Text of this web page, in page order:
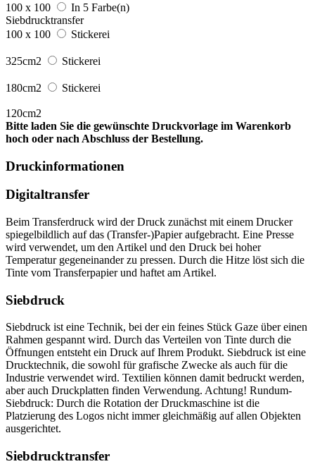
100 x 100
In 5 Farbe(n)
Siebdrucktransfer
100 x 100
Stickerei
325cm2 Stickerei
180cm2 Stickerei
120cm2
Bitte laden Sie die gewünschte Druckvorlage im Warenkorb
hoch oder nach Abschluss der Bestellung.
Druckinformationen
Digitaltransfer
Beim Transferdruck wird der Druck zunächst mit einem Drucker
spiegelbildlich auf das (Transfer-)Papier aufgebracht. Eine Presse
wird verwendet, um den Artikel und den Druck bei hoher
Temperatur gegeneinander zu pressen. Durch die Hitze löst sich die
Tinte vom Transferpapier und haftet am Artikel.
Siebdruck
Siebdruck ist eine Technik, bei der ein feines Stück Gaze über einen
Rahmen gespannt wird. Durch das Verteilen von Tinte durch die
Öffnungen entsteht ein Druck auf Ihrem Produkt. Siebdruck ist eine
Drucktechnik, die sowohl für grafische Zwecke als auch für die
Industrie verwendet wird. Textilien können damit bedruckt werden,
aber auch Druckplatten finden Verwendung. Achtung! Rundum-
Siebdruck: Durch die Rotation der Druckmaschine ist die
Platzierung des Logos nicht immer gleichmäßig auf allen Objekten
ausgerichtet.
Siebdrucktransfer